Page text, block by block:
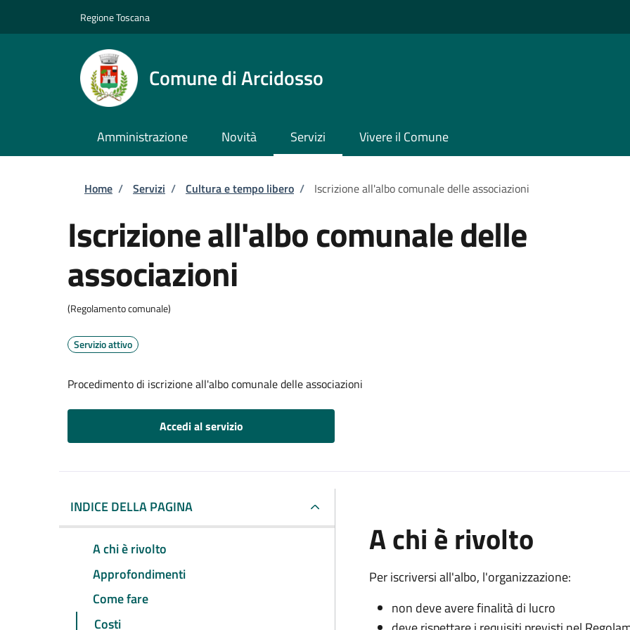
Regione Toscana
Comune di Arcidosso
Amministrazione Novità Servizi Vivere il Comune
Briciole di pane
Home / Servizi / Cultura e tempo libero / Iscrizione all'albo comunale delle associazioni
Iscrizione all'albo comunale delle
associazioni
(Regolamento comunale)
Servizio attivo
Procedimento di iscrizione all'albo comunale delle associazioni
Accedi al servizio
INDICE DELLA PAGINA
A chi è rivolto
Approfondimenti
Come fare
Costi
A chi è rivolto
Per iscriversi all'albo, l'organizzazione:
non deve avere finalità di lucro